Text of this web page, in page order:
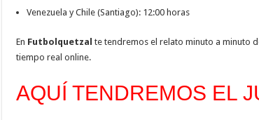
Venezuela y Chile (Santiago): 12:00 horas
En Futbolquetzal te tendremos el relato minuto a minuto
tiempo real online.
AQUÍ TENDREMOS EL